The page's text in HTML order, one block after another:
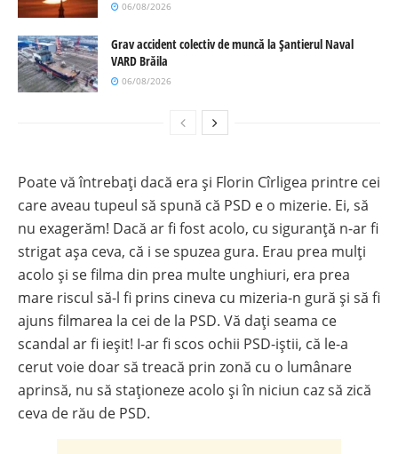
06/08/2026
Grav accident colectiv de muncă la Șantierul Naval
VARD Brăila
06/08/2026
Poate vă întrebați dacă era și Florin Cîrligea printre cei
care aveau tupeul să spună că PSD e o mizerie. Ei, să
nu exagerăm! Dacă ar fi fost acolo, cu siguranță n-ar fi
strigat așa ceva, că i se spuzea gura. Erau prea mulți
acolo și se filma din prea multe unghiuri, era prea
mare riscul să-l fi prins cineva cu mizeria-n gură și să fi
ajuns filmarea la cei de la PSD. Vă dați seama ce
scandal ar fi ieșit! I-ar fi scos ochii PSD-iștii, că le-a
cerut voie doar să treacă prin zonă cu o lumânare
aprinsă, nu să staționeze acolo și în niciun caz să zică
ceva de rău de PSD.